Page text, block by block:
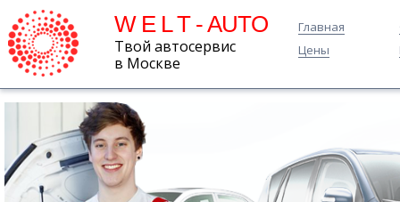
W E L T - AUTO
Твой автосервис
в Москве
Главная
Цены